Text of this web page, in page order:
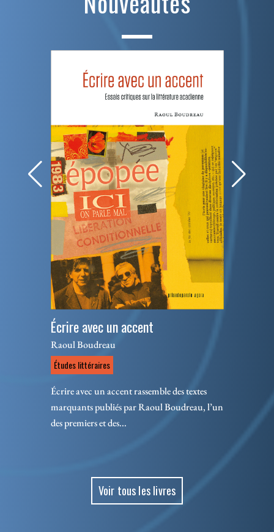
Écrire avec un accent
Raoul Boudreau
Études littéraires
Écrire avec un accent rassemble des textes
marquants publiés par Raoul Boudreau, l’un
des premiers et des...
Voir tous les livres